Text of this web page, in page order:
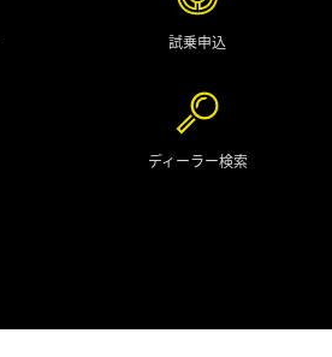
試乗申込
ディーラー検索